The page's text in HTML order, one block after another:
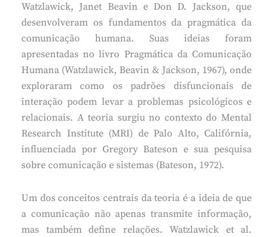
Watzlawick, Janet Beavin e Don D. Jackson, que
desenvolveram os fundamentos da pragmática da
comunicação humana. Suas ideias foram
apresentadas no livro Pragmática da Comunicação
Humana (Watzlawick, Beavin & Jackson, 1967), onde
exploraram como os padrões disfuncionais de
interação podem levar a problemas psicológicos e
relacionais. A teoria surgiu no contexto do Mental
Research Institute (MRI) de Palo Alto, Califórnia,
influenciada por Gregory Bateson e sua pesquisa
sobre comunicação e sistemas (Bateson, 1972).
Um dos conceitos centrais da teoria é a ideia de que
a comunicação não apenas transmite informação,
mas também define relações. Watzlawick et al.